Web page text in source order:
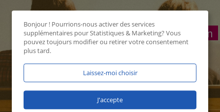
Connexion
Bonjour ! Pourrions-nous activer des services
supplémentaires pourStatistiques & Marketing? Vous
pouvez toujours modifier ou retirer votre consentement
plus tard.
Laissez-moi choisir
J'accepte